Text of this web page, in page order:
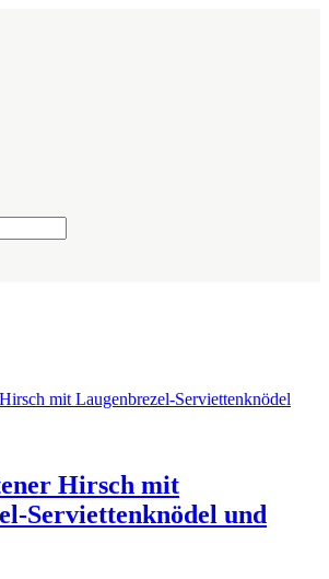
Hirsch mit
Serviettenknödel und